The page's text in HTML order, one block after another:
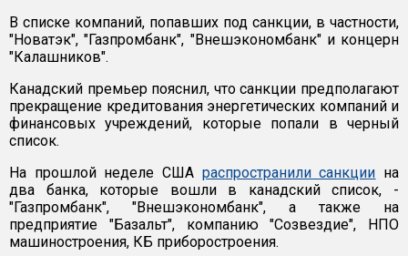
В списке компаний, попавших под санкции, в частности,
"Новатэк", "Газпромбанк", "Внешэкономбанк" и концерн
"Калашников".
Канадский премьер пояснил, что санкции предполагают
прекращение кредитования энергетических компаний и
финансовых учреждений, которые попали в черный
список.
На прошлой неделе США распространили санкции на
два банка, которые вошли в канадский список, -
"Газпромбанк", "Внешэкономбанк", а также на
предприятие "Базальт", компанию "Созвездие", НПО
машиностроения, КБ приборостроения.